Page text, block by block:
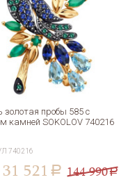
золотая пробы 585 с
камней SOKOLOV 740216
740216
31 521 a 144 990a